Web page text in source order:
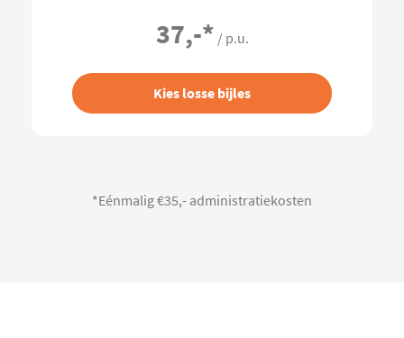
37,-* / p.u.
Kies losse bijles
*Eénmalig €35,- administratiekosten